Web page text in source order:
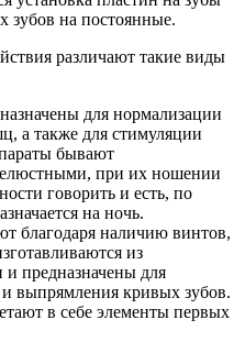
зубов на постоянные.
различают такие виды
для нормализации
а также для стимуляции
бывают
при их ношении
говорить и есть, по
на ночь.
благодаря наличию винтов,
из
и предназначены для
выпрямления кривых зубов.
в себе элементы первых